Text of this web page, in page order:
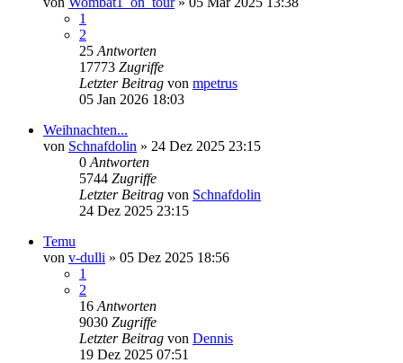
1
2
25 Antworten
17773 Zugriffe
Letzter Beitrag von mpetrus
05 Jan 2026 18:03
Weihnachten...
von Schnafdolin » 24 Dez 2025 23:15
0 Antworten
5744 Zugriffe
Letzter Beitrag von Schnafdolin
24 Dez 2025 23:15
Temu
von v-dulli » 05 Dez 2025 18:56
1
2
16 Antworten
9030 Zugriffe
Letzter Beitrag von Dennis
19 Dez 2025 07:51